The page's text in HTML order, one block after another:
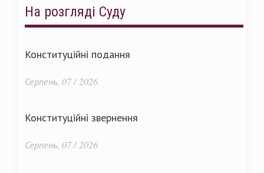
На розгляді Суду
Конституційні подання
Серпень, 07 / 2026
Конституційні звернення
Серпень, 07 / 2026